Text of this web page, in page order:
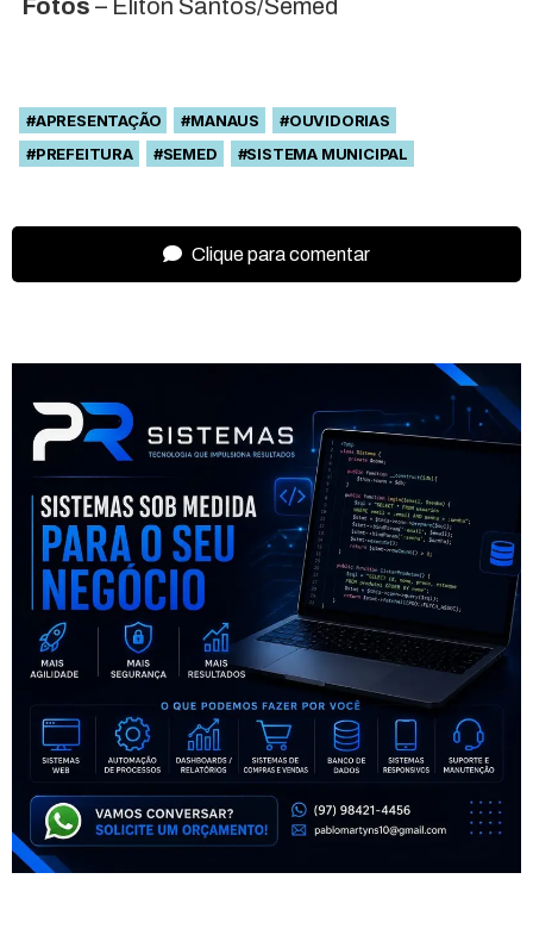
Fotos – Eliton Santos/Semed
#APRESENTAÇÃO #MANAUS
#OUVIDORIAS
#PREFEITURA
#SEMED #SISTEMA MUNICIPAL
Clique para comentar